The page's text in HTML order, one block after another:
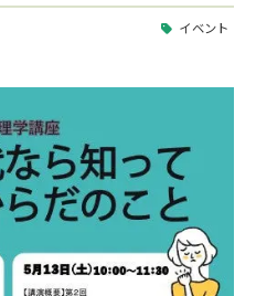
イベント